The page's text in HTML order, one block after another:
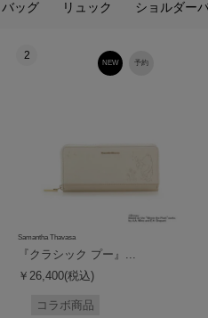
バッグ リュック ショルダー
2
予約
NEW
Samantha Thavasa
『クラシック プー』...
￥26,400(税込)
コラボ商品